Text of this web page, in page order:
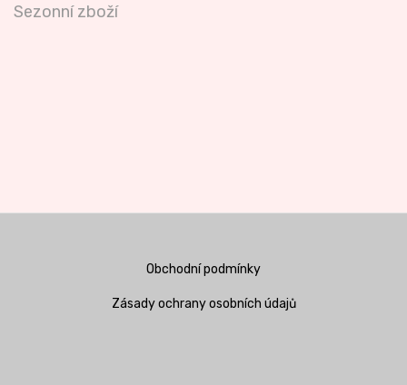
Sezonní zboží
Obchodní podmínky
Zásady ochrany osobních údajů